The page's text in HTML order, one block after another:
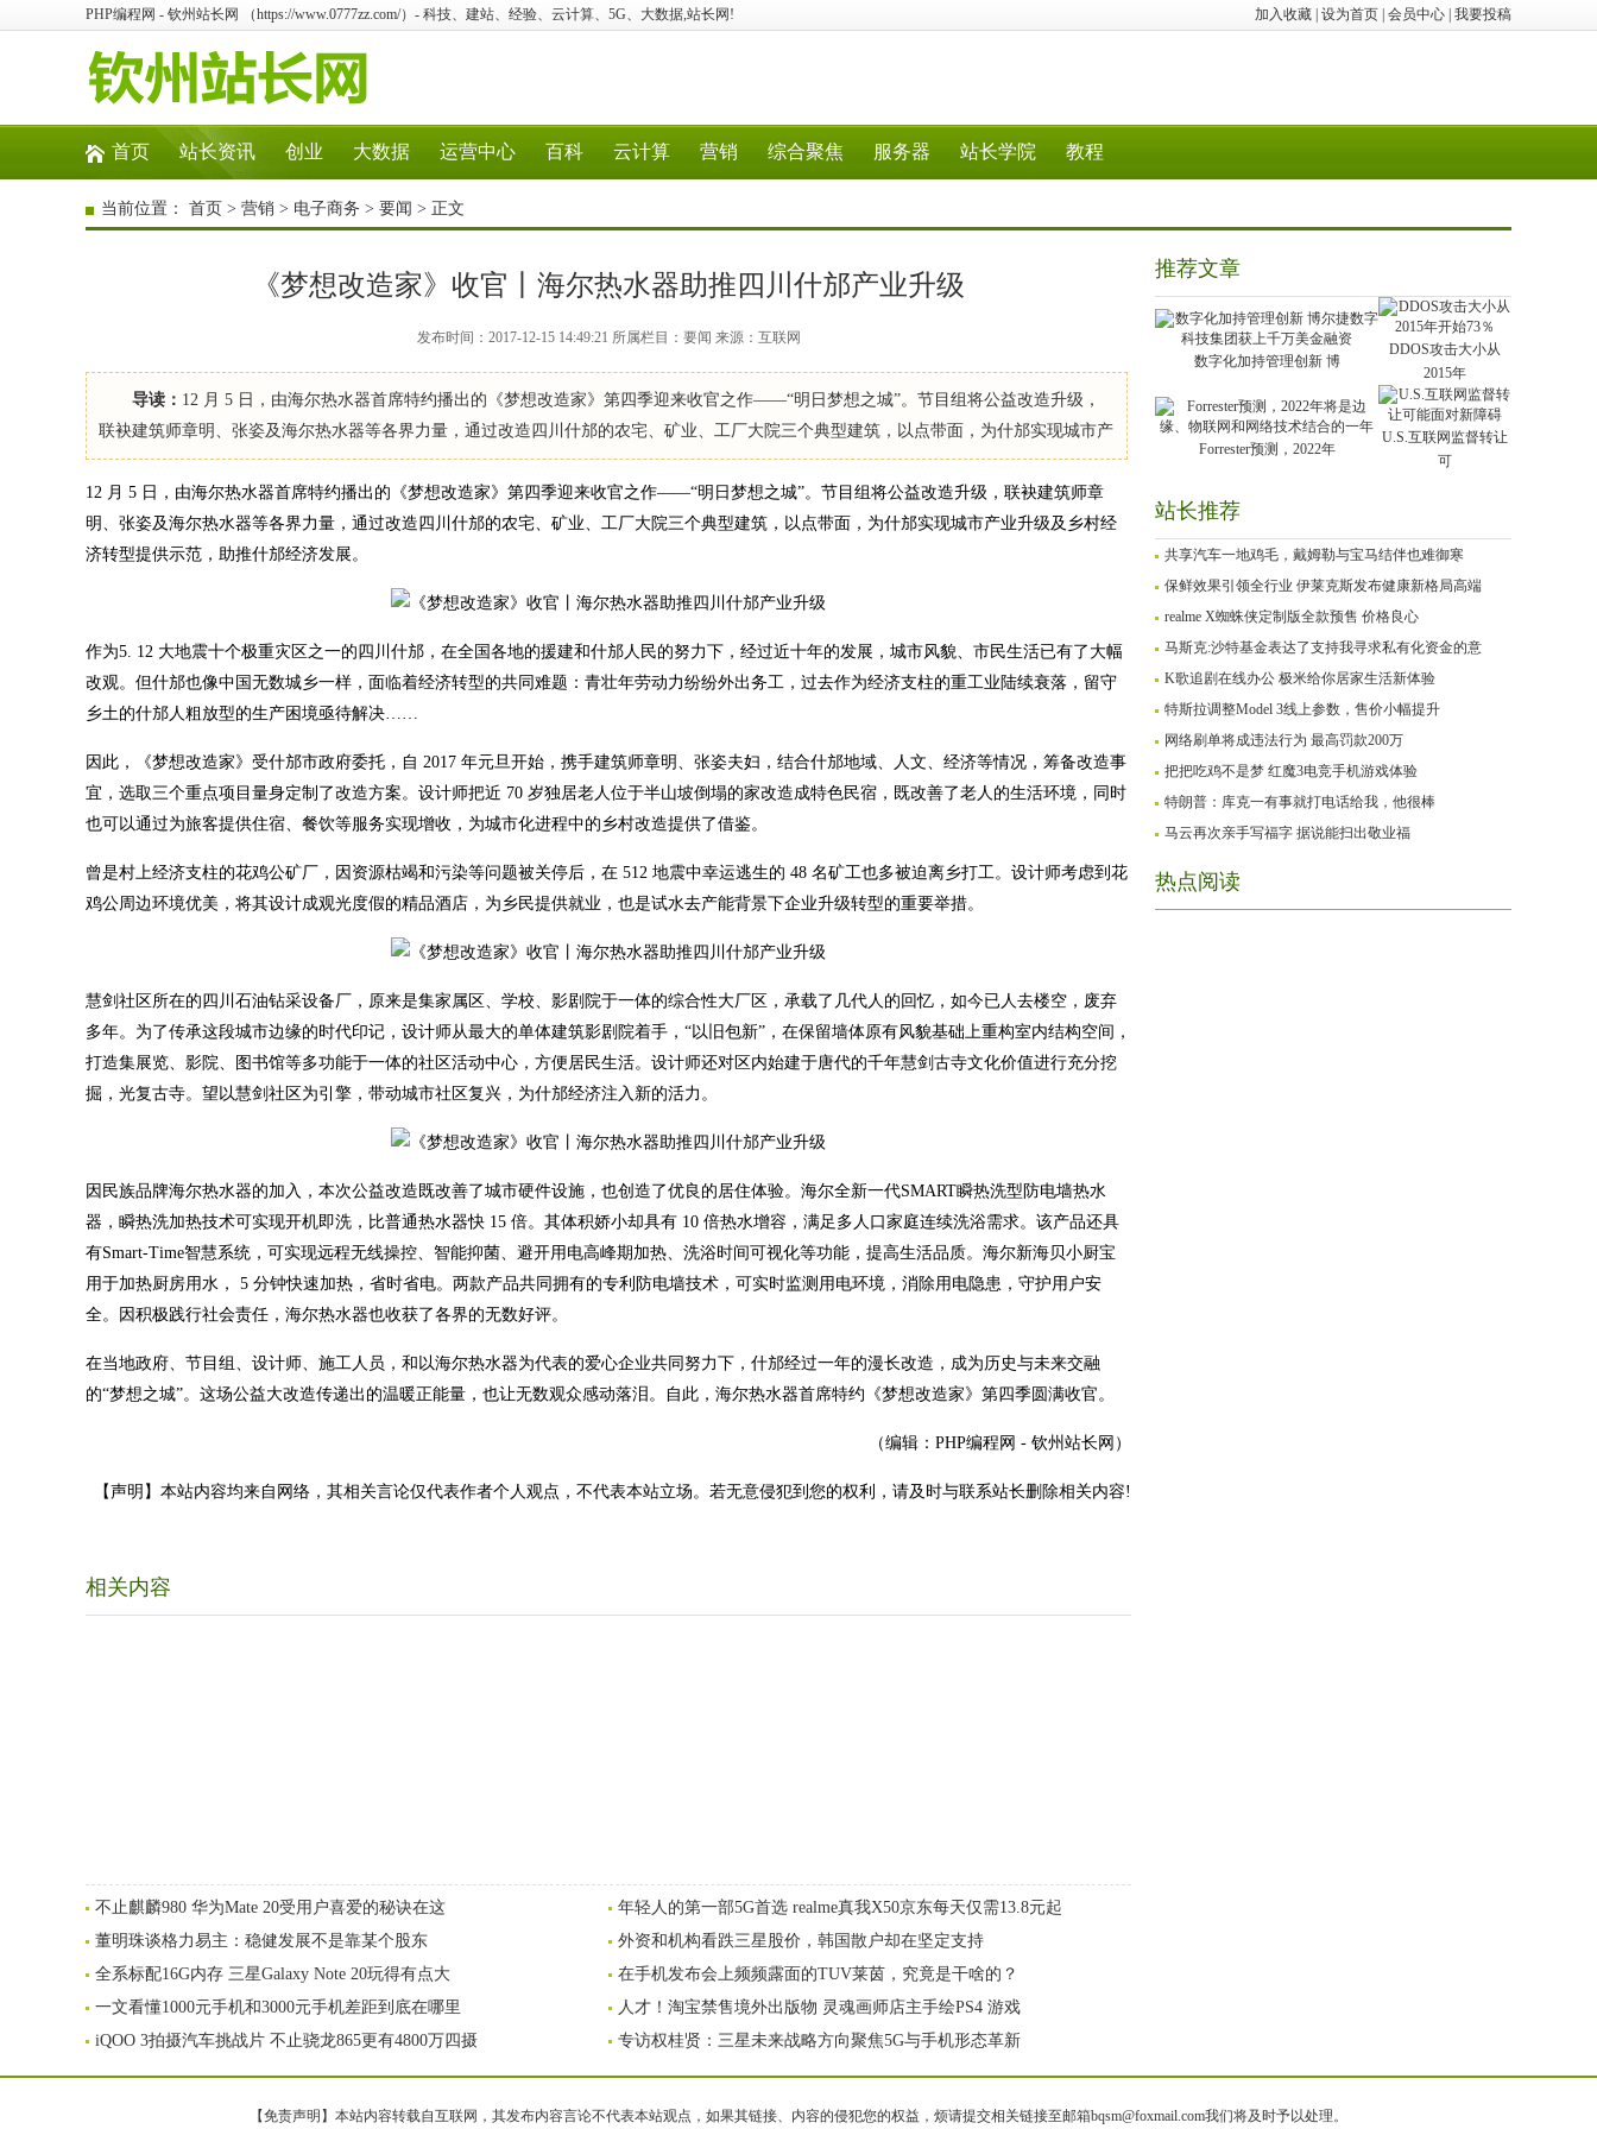
加入收藏 设为首页 会员中心 我要投稿
PHP编程网 - 钦州站长网 （https://www.0777zz.com/）- 科技、建站、经验、云计算、5G、大数据,站长网!
首页 站长资讯 创业 大数据 运营中心 百科 云计算 营销 综合聚焦 服务器 站长学院 教程
当前位置： 首页 > 营销 > 电子商务 > 要闻 > 正文
《梦想改造家》收官丨海尔热水器助推四川什邡产业升级
发布时间：2017-12-15 14:49:21 所属栏目：要闻 来源：互联网
导读： 12 月 5 日，由海尔热水器首席特约播出的《梦想改造家》第四季迎来收官之作——“明日梦想之城”。节目组将公益改造升级，
联袂建筑师章明、张姿及海尔热水器等各界力量，通过改造四川什邡的农宅、矿业、工厂大院三个典型建筑，以点带面，为什邡实现城市产
12 月 5 日，由海尔热水器首席特约播出的《梦想改造家》第四季迎来收官之作——“明日梦想之城”。节目组将公益改造升级，联袂建筑师章
明、张姿及海尔热水器等各界力量，通过改造四川什邡的农宅、矿业、工厂大院三个典型建筑，以点带面，为什邡实现城市产业升级及乡村经
济转型提供示范，助推什邡经济发展。
作为5. 12 大地震十个极重灾区之一的四川什邡，在全国各地的援建和什邡人民的努力下，经过近十年的发展，城市风貌、市民生活已有了大幅
改观。但什邡也像中国无数城乡一样，面临着经济转型的共同难题：青壮年劳动力纷纷外出务工，过去作为经济支柱的重工业陆续衰落，留守
乡土的什邡人粗放型的生产困境亟待解决……
因此，《梦想改造家》受什邡市政府委托，自 2017 年元旦开始，携手建筑师章明、张姿夫妇，结合什邡地域、人文、经济等情况，筹备改造事
宜，选取三个重点项目量身定制了改造方案。设计师把近 70 岁独居老人位于半山坡倒塌的家改造成特色民宿，既改善了老人的生活环境，同时
也可以通过为旅客提供住宿、餐饮等服务实现增收，为城市化进程中的乡村改造提供了借鉴。
曾是村上经济支柱的花鸡公矿厂，因资源枯竭和污染等问题被关停后，在 512 地震中幸运逃生的 48 名矿工也多被迫离乡打工。设计师考虑到花
鸡公周边环境优美，将其设计成观光度假的精品酒店，为乡民提供就业，也是试水去产能背景下企业升级转型的重要举措。
慧剑社区所在的四川石油钻采设备厂，原来是集家属区、学校、影剧院于一体的综合性大厂区，承载了几代人的回忆，如今已人去楼空，废弃
多年。为了传承这段城市边缘的时代印记，设计师从最大的单体建筑影剧院着手，“以旧包新”，在保留墙体原有风貌基础上重构室内结构空间，
打造集展览、影院、图书馆等多功能于一体的社区活动中心，方便居民生活。设计师还对区内始建于唐代的千年慧剑古寺文化价值进行充分挖
掘，光复古寺。望以慧剑社区为引擎，带动城市社区复兴，为什邡经济注入新的活力。
因民族品牌海尔热水器的加入，本次公益改造既改善了城市硬件设施，也创造了优良的居住体验。海尔全新一代SMART瞬热洗型防电墙热水
器，瞬热洗加热技术可实现开机即洗，比普通热水器快 15 倍。其体积娇小却具有 10 倍热水增容，满足多人口家庭连续洗浴需求。该产品还具
有Smart-Time智慧系统，可实现远程无线操控、智能抑菌、避开用电高峰期加热、洗浴时间可视化等功能，提高生活品质。海尔新海贝小厨宝
用于加热厨房用水， 5 分钟快速加热，省时省电。两款产品共同拥有的专利防电墙技术，可实时监测用电环境，消除用电隐患，守护用户安
全。因积极践行社会责任，海尔热水器也收获了各界的无数好评。
在当地政府、节目组、设计师、施工人员，和以海尔热水器为代表的爱心企业共同努力下，什邡经过一年的漫长改造，成为历史与未来交融
的“梦想之城”。这场公益大改造传递出的温暖正能量，也让无数观众感动落泪。自此，海尔热水器首席特约《梦想改造家》第四季圆满收官。
（编辑：PHP编程网 - 钦州站长网）
【声明】本站内容均来自网络，其相关言论仅代表作者个人观点，不代表本站立场。若无意侵犯到您的权利，请及时与联系站长删除相关内容!
相关内容
不止麒麟980 华为Mate 20受用户喜爱的秘诀在这
年轻人的第一部5G首选 realme真我X50京东每天仅需13.8元起
董明珠谈格力易主：稳健发展不是靠某个股东
外资和机构看跌三星股价，韩国散户却在坚定支持
全系标配16G内存 三星Galaxy Note 20玩得有点大
在手机发布会上频频露面的TUV莱茵，究竟是干啥的？
一文看懂1000元手机和3000元手机差距到底在哪里
人才！淘宝禁售境外出版物 灵魂画师店主手绘PS4 游戏
iQOO 3拍摄汽车挑战片 不止骁龙865更有4800万四摄
专访权桂贤：三星未来战略方向聚焦5G与手机形态革新
推荐文章
数字化加持管理创新 博
DDOS攻击大小从
2015年
Forrester预测，2022年
U.S.互联网监督转让
可
站长推荐
共享汽车一地鸡毛，戴姆勒与宝马结伴也难御寒
保鲜效果引领全行业 伊莱克斯发布健康新格局高端
realme X蜘蛛侠定制版全款预售 价格良心
马斯克:沙特基金表达了支持我寻求私有化资金的意
K歌追剧在线办公 极米给你居家生活新体验
特斯拉调整Model 3线上参数，售价小幅提升
网络刷单将成违法行为 最高罚款200万
把把吃鸡不是梦 红魔3电竞手机游戏体验
特朗普：库克一有事就打电话给我，他很棒
马云再次亲手写福字 据说能扫出敬业福
热点阅读
【免责声明】本站内容转载自互联网，其发布内容言论不代表本站观点，如果其链接、内容的侵犯您的权益，烦请提交相关链接至邮箱bqsm@foxmail.com我们将及时予以处理。